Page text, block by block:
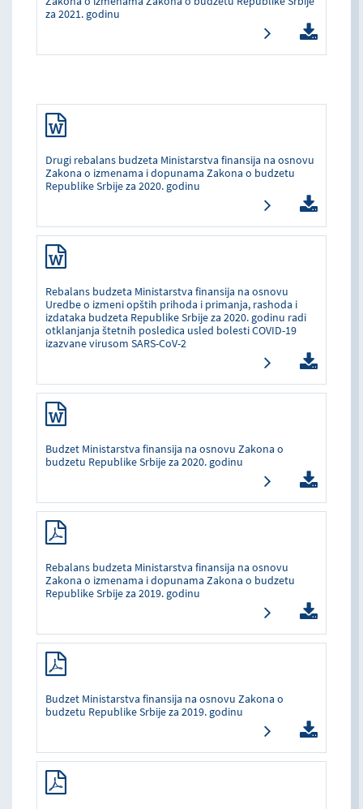
za 2021. godinu
Drugi rebalans budzeta Ministarstva finansija na osnovu
Zakona o izmenama i dopunama Zakona o budzetu
Republike Srbije za 2020. godinu
Rebalans budzeta Ministarstva finansija na osnovu
Uredbe o izmeni opštih prihoda i primanja, rashoda i
izdataka budzeta Republike Srbije za 2020. godinu radi
otklanjanja štetnih posledica usled bolesti COVID-19
izazvane virusom SARS-CoV-2
Budzet Ministarstva finansija na osnovu Zakona o
budzetu Republike Srbije za 2020. godinu
Rebalans budzeta Ministarstva finansija na osnovu
Zakona o izmenama i dopunama Zakona o budzetu
Republike Srbije za 2019. godinu
Budzet Ministarstva finansija na osnovu Zakona o
budzetu Republike Srbije za 2019. godinu